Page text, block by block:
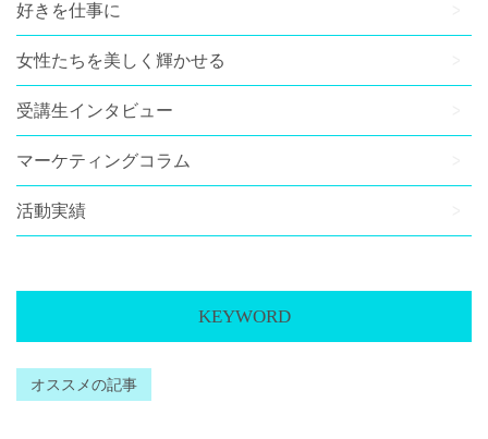
好きを仕事に
女性たちを美しく輝かせる
受講生インタビュー
マーケティングコラム
活動実績
KEYWORD
オススメの記事